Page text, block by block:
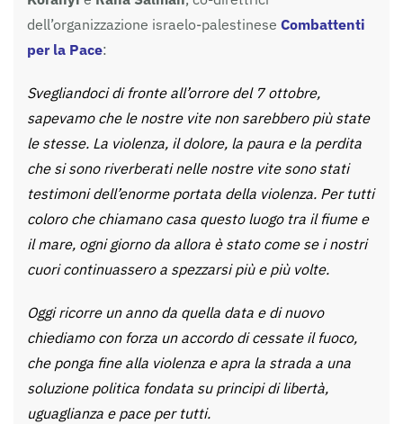
dell’organizzazione israelo-palestinese Combattenti
per la Pace:
Svegliandoci di fronte all’orrore del 7 ottobre,
sapevamo che le nostre vite non sarebbero più state
le stesse. La violenza, il dolore, la paura e la perdita
che si sono riverberati nelle nostre vite sono stati
testimoni dell’enorme portata della violenza. Per tutti
coloro che chiamano casa questo luogo tra il fiume e
il mare, ogni giorno da allora è stato come se i nostri
cuori continuassero a spezzarsi più e più volte.
Oggi ricorre un anno da quella data e di nuovo
chiediamo con forza un accordo di cessate il fuoco,
che ponga fine alla violenza e apra la strada a una
soluzione politica fondata su principi di libertà,
uguaglianza e pace per tutti.